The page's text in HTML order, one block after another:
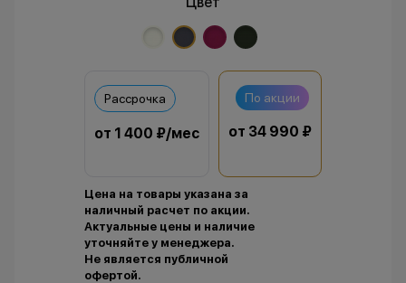
Рассрочка
от 1 400 ₽/мес
По акции
от 34 990 ₽
Цена на товары указана за
наличный расчет по акции.
Актуальные цены и наличие
уточняйте у менеджера.
Не является публичной
офертой.